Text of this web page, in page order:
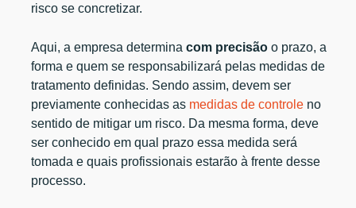
risco se concretizar.
Aqui, a empresa determinacom precisão o prazo, a
forma e quem se responsabilizará pelas medidas de
tratamento definidas. Sendo assim, devem ser
previamente conhecidas as medidas de controle no
sentido de mitigar um risco. Da mesma forma, deve
ser conhecido em qual prazo essa medida será
tomada e quais profissionais estarão à frente desse
processo.